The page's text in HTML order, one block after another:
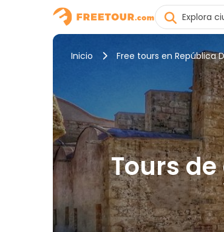
Inicio Free tours en República
Tours